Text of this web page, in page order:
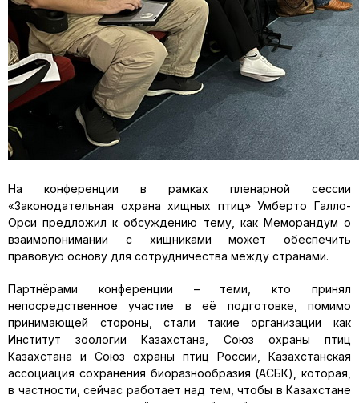
На конференции в рамках пленарной сессии
«Законодательная охрана хищных птиц» Умберто Галло-
Орси предложил к обсуждению тему, как Меморандум о
взаимопонимании с хищниками может обеспечить
правовую основу для сотрудничества между странами.
Партнёрами конференции – теми, кто принял
непосредственное участие в её подготовке, помимо
принимающей стороны, стали такие организации как
Институт зоологии Казахстана, Союз охраны птиц
Казахстана и Союз охраны птиц России, Казахстанская
ассоциация сохранения биоразнообразия (АСБК), которая,
в частности, сейчас работает над тем, чтобы в Казахстане